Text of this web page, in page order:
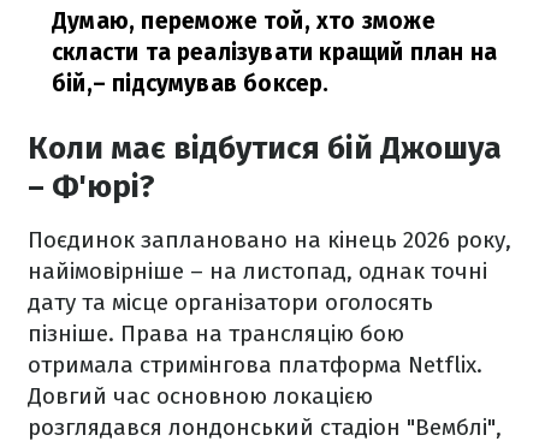
Думаю, переможе той, хто зможе
скласти та реалізувати кращий план на
бій,– підсумував боксер.
Коли має відбутися бій Джошуа
– Ф'юрі?
Поєдинок заплановано на кінець 2026 року,
найімовірніше – на листопад, однак точні
дату та місце організатори оголосять
пізніше. Права на трансляцію бою
отримала стримінгова платформа Netflix.
Довгий час основною локацією
розглядався лондонський стадіон "Вемблі",